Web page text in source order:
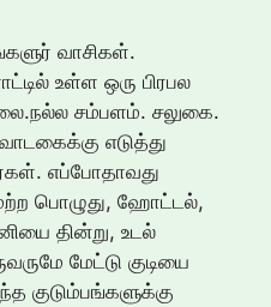
வாசிகள்.
உள்ள ஒரு பிரபல
சம்பளம். சலுகை.
எடுத்து
எப்போதாவது
பொழுது, ஹோட்டல்,
தின்று, உடல்
மேட்டு குடியை
குடும்பங்களுக்கு